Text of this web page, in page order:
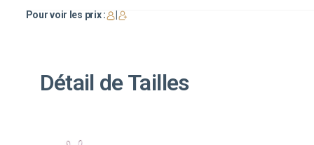
Pour voir les prix :
Détail de Tailles